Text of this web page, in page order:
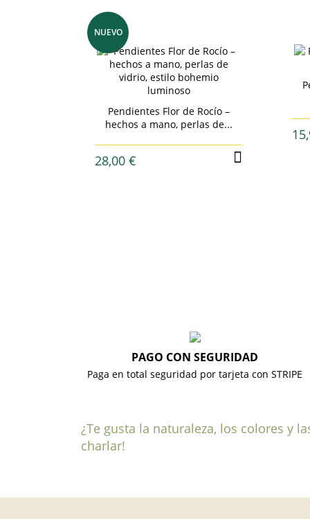
NUEVO
Pendientes Flor de Rocío –
hechos a mano, perlas de...
28,00 €
PAGO CON SEGURIDAD
Paga en total seguridad por tarjeta con STRIPE
¿Te gusta la naturaleza, los colores y
charlar!